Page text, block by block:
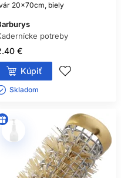
20x70cm, biely
potreby
€
Kúpiť
Skladom ㅤ